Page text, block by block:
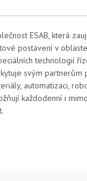
ESAB, která
postavení v
technologií
svým partnerům
automatizaci,
každodenní i